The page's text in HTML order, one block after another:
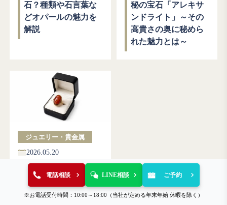
石？種類や石言葉な
どオパールの魅力を
解説
秘の宝石「アレキサ
ンドライト」～その
高貴さの奥に秘めら
れた魅力とは～
ジュエリー・貴金属
2026.05.20
バリエーション豊か
つ宝石「瑪瑙（めの
電話相談 LINE相談 ご予約
※お電話受付時間：10:00～18:00（当社が定める年末年始 休暇を除く）